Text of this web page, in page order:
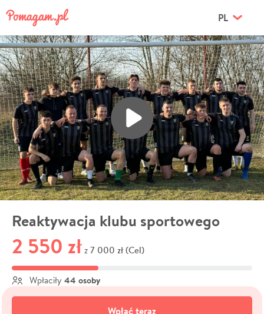
PL
Reaktywacja klubu sportowego
2 550 zł z 7 000 zł (Cel)
Wpłaciły 44 osoby
Wpłać teraz